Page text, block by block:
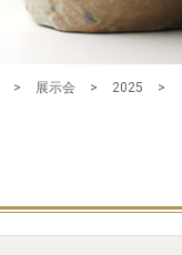
> 展示会 > 2025 >